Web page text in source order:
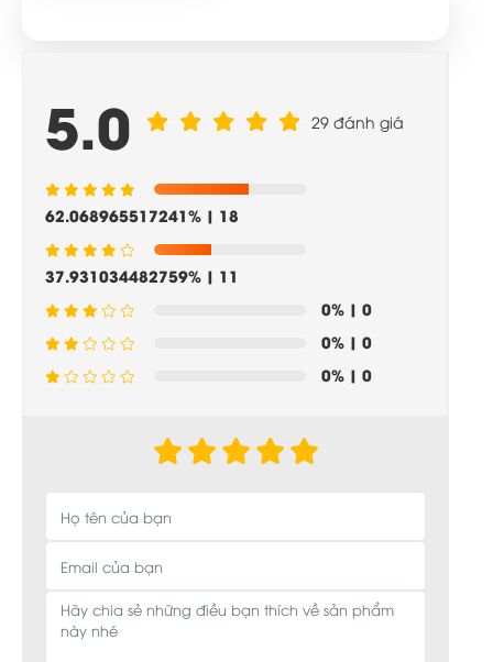
5.0 29 đánh giá
62.068965517241% | 18
37.931034482759% | 11
0% | 0
0% | 0
0% | 0